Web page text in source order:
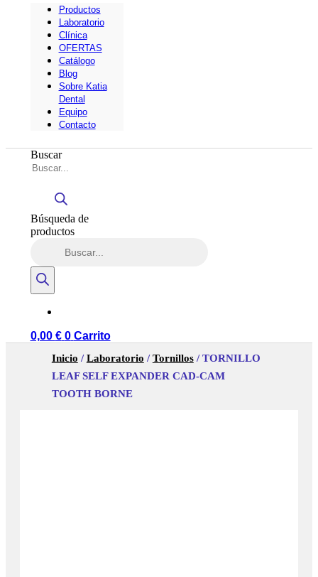
Productos
Laboratorio
Clínica
OFERTAS
Catálogo
Blog
Sobre Katia
Dental
Equipo
Contacto
Buscar
Búsqueda de
productos
0,00 € 0 Carrito
Inicio /Laboratorio /Tornillos/ TORNILLO
LEAF SELF EXPANDER CAD-CAM
TOOTH BORNE